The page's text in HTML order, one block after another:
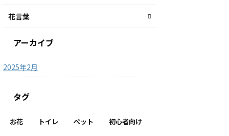
花言葉
アーカイブ
2025年2月
タグ
お花 トイレ ペット 初心者向け